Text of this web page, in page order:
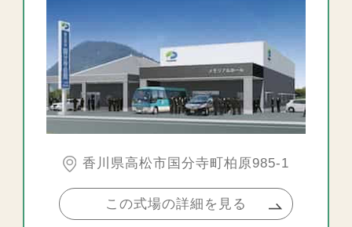
香川県高松市国分寺町柏原985-1
この式場の詳細を見る